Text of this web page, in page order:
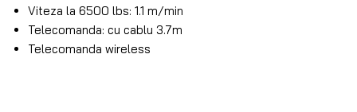
Viteza la 6500 lbs: 1.1 m/min
Telecomanda: cu cablu 3.7m
Telecomanda wireless